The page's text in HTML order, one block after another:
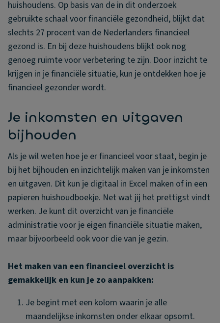
huishoudens. Op basis van de in dit onderzoek
gebruikte schaal voor financiële gezondheid, blijkt dat
slechts 27 procent van de Nederlanders financieel
gezond is. En bij deze huishoudens blijkt ook nog
genoeg ruimte voor verbetering te zijn. Door inzicht te
krijgen in je financiële situatie, kun je ontdekken hoe je
financieel gezonder wordt.
Je inkomsten en uitgaven
bijhouden
Als je wil weten hoe je er financieel voor staat, begin je
bij het bijhouden en inzichtelijk maken van je inkomsten
en uitgaven. Dit kun je digitaal in Excel maken of in een
papieren huishoudboekje. Net wat jij het prettigst vindt
werken. Je kunt dit overzicht van je financiële
administratie voor je eigen financiële situatie maken,
maar bijvoorbeeld ook voor die van je gezin.
Het maken van een financieel overzicht is
gemakkelijk en kun je zo aanpakken:
Je begint met een kolom waarin je alle
maandelijkse inkomsten onder elkaar opsomt.